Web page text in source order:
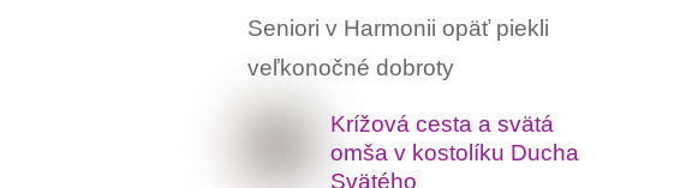
Seniori v Harmonii opäť piekli
veľkonočné dobroty
Krížová cesta a svätá
omša v kostolíku Ducha
Svätého